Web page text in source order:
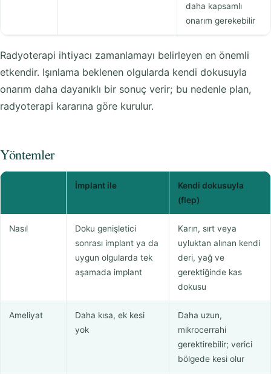
daha kapsamlı
onarım gerekebilir
Radyoterapi ihtiyacı zamanlamayı belirleyen en önemli
etkendir. Işınlama beklenen olgularda kendi dokusuyla
onarım daha dayanıklı bir sonuç verir; bu nedenle plan,
radyoterapi kararına göre kurulur.
Yöntemler
İmplant ile
Kendi dokusuyla
(flep)
Nasıl
Doku genişletici
sonrası implant ya da
uygun olgularda tek
aşamada implant
Karın, sırt veya
uyluktan alınan kendi
deri, yağ ve
gerektiğinde kas
dokusu
Ameliyat
Daha kısa, ek kesi
yok
Daha uzun,
mikrocerrahi
gerektirebilir; verici
bölgede kesi olur